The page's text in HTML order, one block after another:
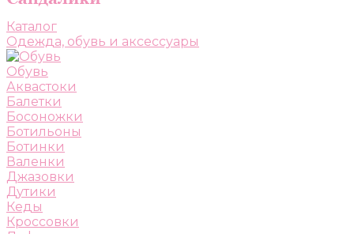
Каталог
Одежда, обувь и аксессуары
Обувь
Аквастоки
Балетки
Босоножки
Ботильоны
Ботинки
Валенки
Джазовки
Дутики
Кеды
Кроссовки